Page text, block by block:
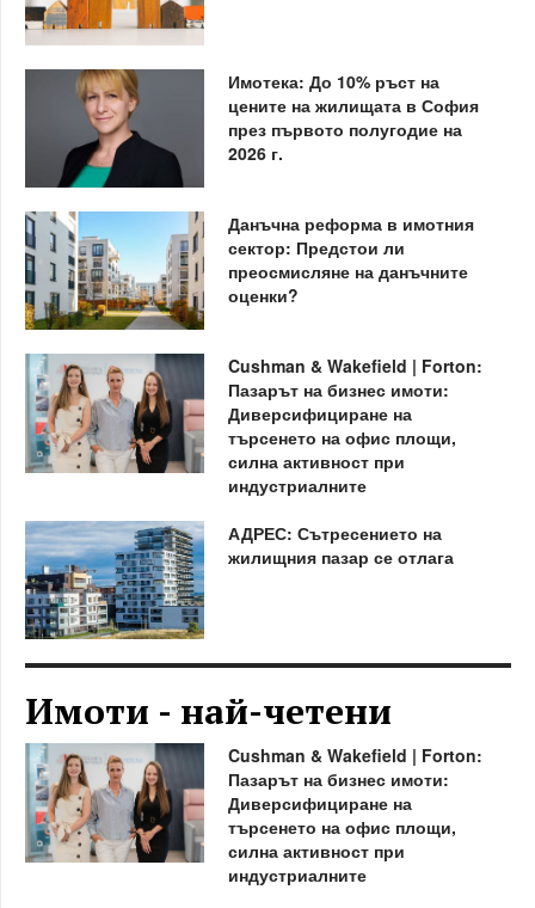
Имотека: До 10% ръст на
цените на жилищата в София
през първото полугодие на
2026 г.
Данъчна реформа в имотния
сектор: Предстои ли
преосмисляне на данъчните
оценки?
Cushman & Wakefield | Forton:
Пазарът на бизнес имоти:
Диверсифициране на
търсенето на офис площи,
силна активност при
индустриалните
АДРЕС: Сътресението на
жилищния пазар се отлага
Имоти - най-четени
Cushman & Wakefield | Forton:
Пазарът на бизнес имоти:
Диверсифициране на
търсенето на офис площи,
силна активност при
индустриалните